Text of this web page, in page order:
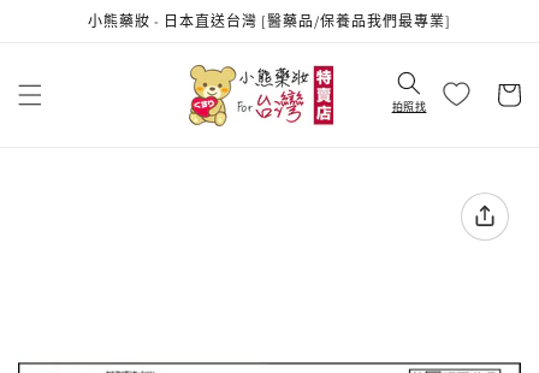
跳至內小熊藥妝 - 日本直送台灣 [醫藥品/保養品我們最專業]
拍照找
物